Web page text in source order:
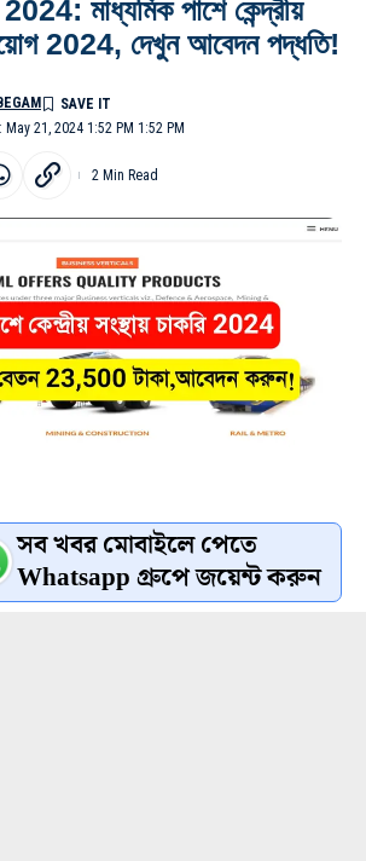
মাধ্যমিক পাশে কেন্দ্রীয়
2024, দেখুন আবেদন পদ্ধতি!
21, 2024 1:52 PM 1:52 PM
2 Min Read
সব খবর মোবাইলে পেতে
Whatsapp গ্রুপে জয়েন্ট করুন